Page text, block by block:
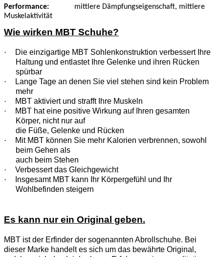
Performance:
mittlere Dämpfungseigenschaft, mittlere
Muskelaktivität
Wie wirken MBT Schuhe?
·
Die einzigartige MBT Sohlenkonstruktion verbessert Ihre
Haltung und entlastet Ihre Gelenke und ihren Rücken
spürbar
·
Lange Tage an denen Sie viel stehen sind kein Problem
mehr
·
MBT aktiviert und strafft Ihre Muskeln
·
MBT hat eine positive Wirkung auf Ihren gesamten
Körper, nicht nur auf
die Füße, Gelenke und Rücken
·
Mit MBT können Sie mehr Kalorien verbrennen, sowohl
beim Gehen als
auch beim Stehen
·
Verbessert das Gleichgewicht
·
Insgesamt MBT kann Ihr Körpergefühl und Ihr
Wohlbefinden steigern
Es kann nur ein Original geben.
MBT ist der Erfinder der sogenannten Abrollschuhe. Bei
dieser Marke handelt es sich um das bewährte Original,